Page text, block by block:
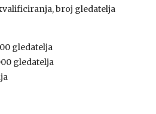
broj gledatelja
gledatelja
gledatelja